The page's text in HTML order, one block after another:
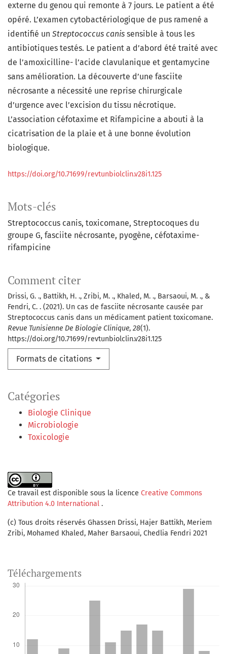
Mots-clés
Streptococcus canis toxicomane Streptocoques du
groupe G fasciite nécrosante pyogène céfotaxime-
rifampicine
Catégories
Biologie Clinique
Microbiologie
Toxicologie
Comment citer
Drissi, G. ., Battikh, H. ., Zribi, M. ., Khaled, M. ., Barsaoui, M. ., &
Fendri, C. . (2021). Un cas de fasciite nécrosante causée par
Streptococcus canis dans un médicament patient toxicomane.
Revue Tunisienne De Biologie Clinique, 28(1).
https://doi.org/10.71699/revtunbiolclin.v28i1.125
Formats de citations
externe du genou qui remonte à 7 jours. Le patient a été
opéré. L’examen cytobactériologique de pus ramené a
identifié un Streptococcus canis sensible à tous les
antibiotiques testés. Le patient a d’abord été traité avec
de l’amoxicilline- l’acide clavulanique et gentamycine
sans amélioration. La découverte d’une fasciite
nécrosante a nécessité une reprise chirurgicale
d’urgence avec l’excision du tissu nécrotique.
L’association céfotaxime et Rifampicine a abouti à la
cicatrisation de la plaie et à une bonne évolution
biologique.
https://doi.org/10.71699/revtunbiolclin.v28i1.125
Ce travail est disponible sous la licence Creative Commons
Attribution 4.0 International .
(c) Tous droits réservés Ghassen Drissi, Hajer Battikh, Meriem
Zribi, Mohamed Khaled, Maher Barsaoui, Chedlia Fendri 2021
Téléchargements